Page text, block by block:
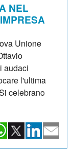
NEL
Unione
audaci
l'ultima
celebrano